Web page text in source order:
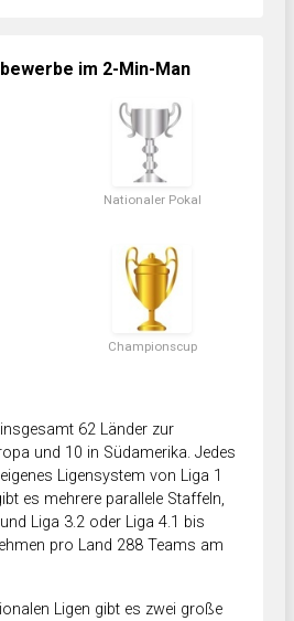
im 2-Min-Man
Nationaler Pokal
Championscup
62 Länder zur
und 10 in Südamerika. Jedes
Ligensystem von Liga 1
es mehrere parallele Staffeln,
Liga 3.2 oder Liga 4.1 bis
pro Land 288 Teams am
Ligen gibt es zwei große